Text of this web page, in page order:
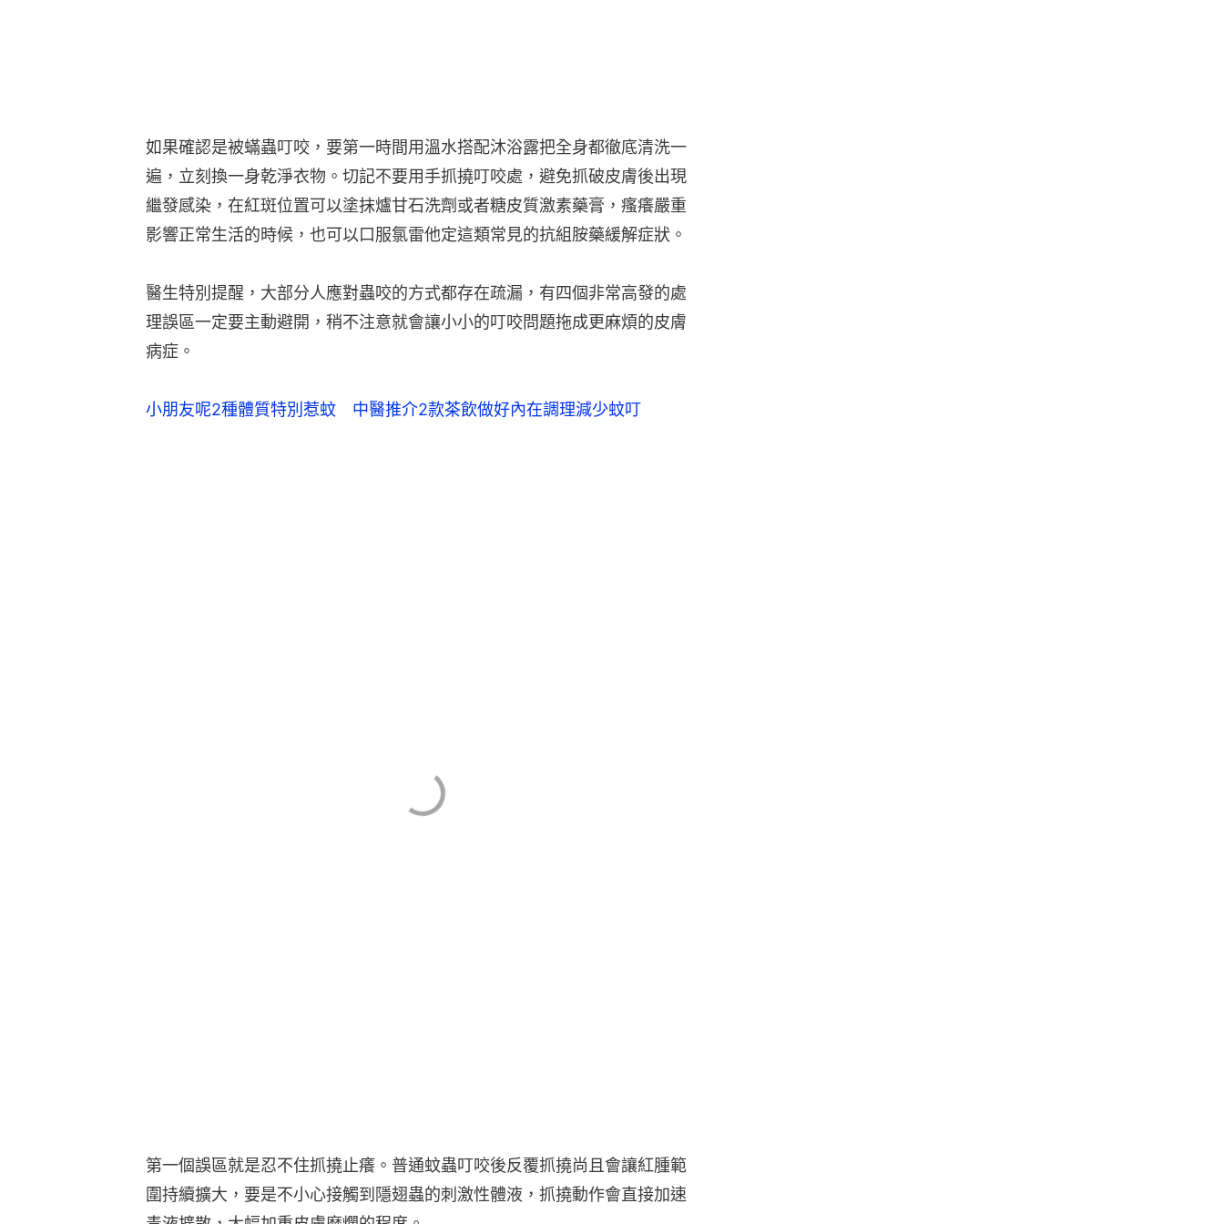
如果確認是被蟎蟲叮咬，要第一時間用溫水搭配沐浴露把全身都徹底清洗一
遍，立刻換一身乾淨衣物。切記不要用手抓撓叮咬處，避免抓破皮膚後出現
繼發感染，在紅斑位置可以塗抹爐甘石洗劑或者糖皮質激素藥膏，瘙癢嚴重
影響正常生活的時候，也可以口服氯雷他定這類常見的抗組胺藥緩解症狀。
醫生特別提醒，大部分人應對蟲咬的方式都存在疏漏，有四個非常高發的處
理誤區一定要主動避開，稍不注意就會讓小小的叮咬問題拖成更麻煩的皮膚
病症。
小朋友呢2種體質特別惹蚊 中醫推介2款茶飲做好內在調理減少蚊叮
第一個誤區就是忍不住抓撓止癢。普通蚊蟲叮咬後反覆抓撓尚且會讓紅腫範
圍持續擴大，要是不小心接觸到隱翅蟲的刺激性體液，抓撓動作會直接加速